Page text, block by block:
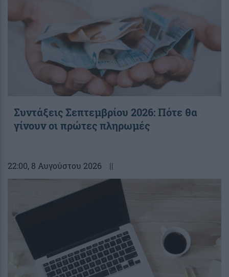
Συντάξεις Σεπτεμβρίου 2026: Πότε θα
γίνουν οι πρώτες πληρωμές
22:00, 8 Αυγούστου 2026 ||